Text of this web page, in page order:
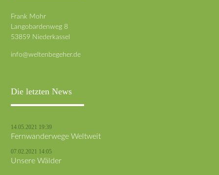
Frank Mohr
Langobardenweg 8
53859 Niederkassel
info@weltenbegeher.de
Die letzten News
14.05.2021 19:39
Fernwanderwege Weltweit
07.02.2021 14:05
Unsere Wälder